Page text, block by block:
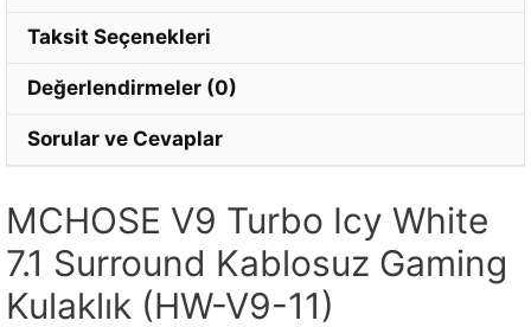
Taksit Seçenekleri
Değerlendirmeler (0)
Sorular ve Cevaplar
MCHOSE V9 Turbo Icy White
7.1 Surround Kablosuz Gaming
Kulaklık (HW-V9-11)